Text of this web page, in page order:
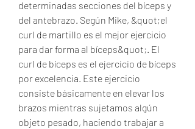
determinadas secciones del bíceps y
del antebrazo. Según Mike, &quot;el
curl de martillo es el mejor ejercicio
para dar forma al bíceps&quot;. El
curl de bíceps es el ejercicio de bíceps
por excelencia. Este ejercicio
consiste básicamente en elevar los
brazos mientras sujetamos algún
objeto pesado, haciendo trabajar a